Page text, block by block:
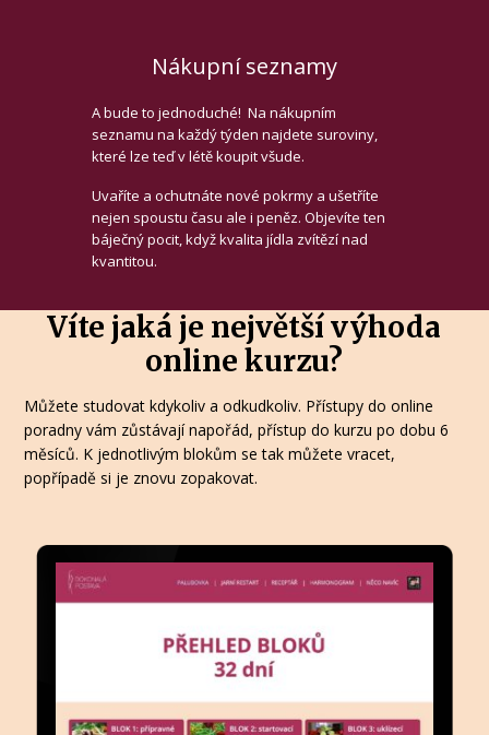
Nákupní seznamy
A bude to jednoduché! Na nákupním
seznamu na každý týden najdete suroviny,
které lze teď v létě koupit všude.
Uvaříte a ochutnáte nové pokrmy a ušetříte
nejen spoustu času ale i peněz. Objevíte ten
báječný pocit, když kvalita jídla zvítězí nad
kvantitou.
Víte jaká je největší výhoda
online kurzu?
Můžete studovat kdykoliv a odkudkoliv. Přístupy do online
poradny vám zůstávají napořád, přístup do kurzu po dobu 6
měsíců. K jednotlivým blokům se tak můžete vracet,
popřípadě si je znovu zopakovat.